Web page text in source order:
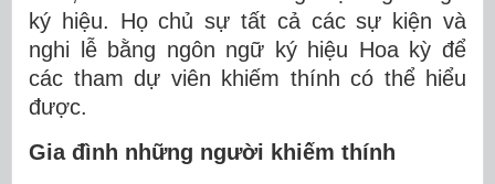
ký hiệu. Họ chủ sự tất cả các sự kiện và
nghi lễ bằng ngôn ngữ ký hiệu Hoa kỳ để
các tham dự viên khiếm thính có thể hiểu
được.
Gia đình những người khiếm thính